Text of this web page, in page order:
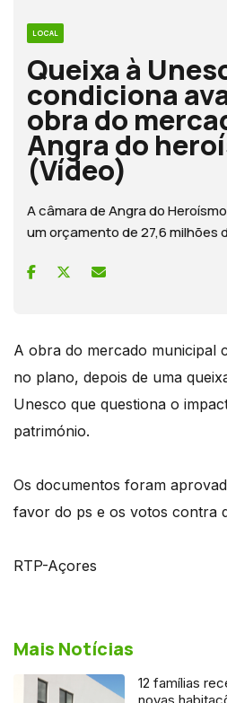
LOCAL
Queixa à
condiciona
obra do
Angra do
(Vídeo)
A câmara de Angra do
um orçamento de 27,6 milhões
A obra do mercado municipal
no plano, depois de uma
Unesco que questiona o
património.
Os documentos foram
favor do ps e os votos contra
RTP-Açores
Mais Notícias
12 famílias
novas